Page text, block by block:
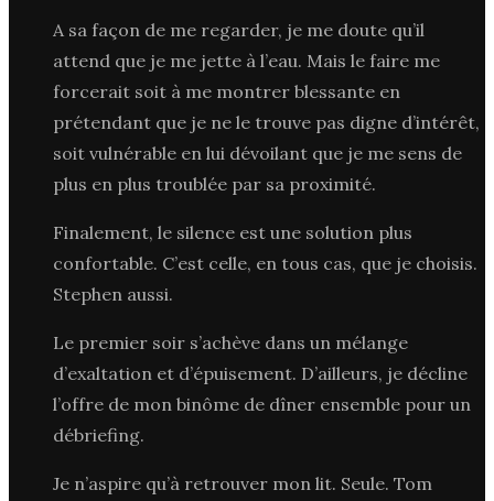
A sa façon de me regarder, je me doute qu’il
attend que je me jette à l’eau. Mais le faire me
forcerait soit à me montrer blessante en
prétendant que je ne le trouve pas digne d’intérêt,
soit vulnérable en lui dévoilant que je me sens de
plus en plus troublée par sa proximité.
Finalement, le silence est une solution plus
confortable. C’est celle, en tous cas, que je choisis.
Stephen aussi.
Le premier soir s’achève dans un mélange
d’exaltation et d’épuisement. D’ailleurs, je décline
l’offre de mon binôme de dîner ensemble pour un
débriefing.
Je n’aspire qu’à retrouver mon lit. Seule. Tom